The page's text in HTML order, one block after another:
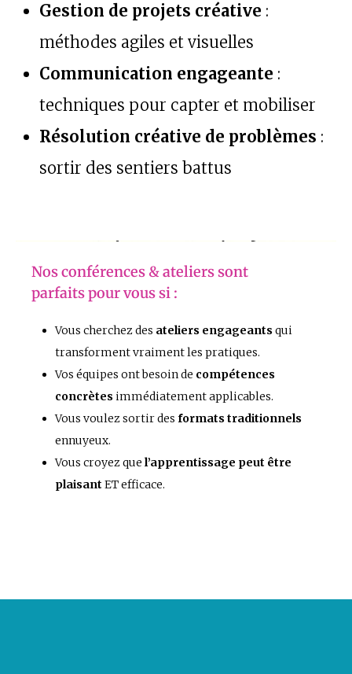
Gestion de projets créative :
méthodes agiles et visuelles
Communication engageante :
techniques pour capter et mobiliser
Résolution créative de problèmes :
sortir des sentiers battus
Nos conférences & ateliers sont
parfaits pour vous si :
Vous cherchez des ateliers engageants qui
transforment vraiment les pratiques.
Vos équipes ont besoin de compétences
concrètes immédiatement applicables.
Vous voulez sortir des formats traditionnels
ennuyeux.
Vous croyez que l’apprentissage peut être
plaisant ET efficace.